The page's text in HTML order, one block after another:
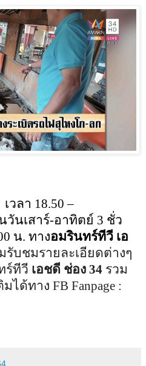
เวลา 18.50–
วันเสาร์-อาทิตย์ 3 ชั่ว
น. ทางอมรินทร์ทีวี เอ
รับชมรายละเอียดต่างๆ
ร์ทีวี เอชดี ช่อง 34 รวม
มได้ทาง FB Fanpage :